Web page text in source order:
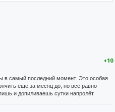
+10
в самый последний момент. Это особая
ещё за месяц до, но всё равно
и допиливаешь сутки напролёт.